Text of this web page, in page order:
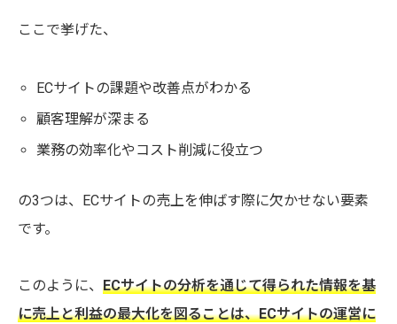
ここで挙げた、
ECサイトの課題や改善点がわかる
顧客理解が深まる
業務の効率化やコスト削減に役立つ
の3つは、ECサイトの売上を伸ばす際に欠かせない要素
です。
このように、 ECサイトの分析を通じて得られた情報を基
に売上と利益の最大化を図ることは、ECサイトの運営に